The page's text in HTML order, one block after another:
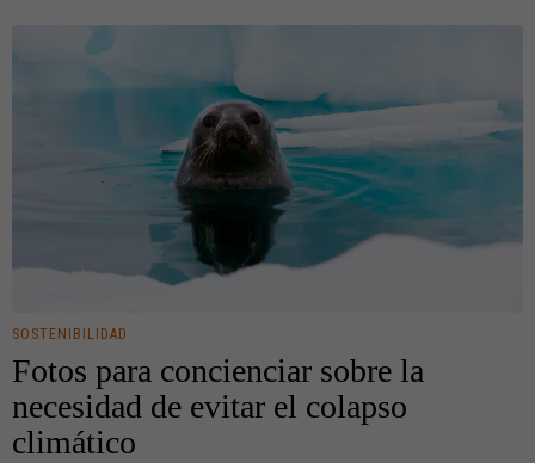
SOSTENIBILIDAD
Fotos para concienciar sobre la
necesidad de evitar el colapso
climático